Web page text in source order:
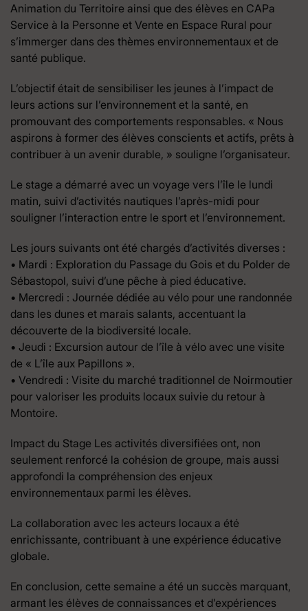
Animation du Territoire ainsi que des élèves en CAPa
Service à la Personne et Vente en Espace Rural pour
s’immerger dans des thèmes environnementaux et de
santé publique.
L’objectif était de sensibiliser les jeunes à l’impact de
leurs actions sur l’environnement et la santé, en
promouvant des comportements responsables. « Nous
aspirons à former des élèves conscients et actifs, prêts à
contribuer à un avenir durable, » souligne l’organisateur.
Le stage a démarré avec un voyage vers l’île le lundi
matin, suivi d’activités nautiques l’après-midi pour
souligner l’interaction entre le sport et l’environnement.
Les jours suivants ont été chargés d’activités diverses :
• Mardi : Exploration du Passage du Gois et du Polder de
Sébastopol, suivi d’une pêche à pied éducative.
• Mercredi : Journée dédiée au vélo pour une randonnée
dans les dunes et marais salants, accentuant la
découverte de la biodiversité locale.
• Jeudi : Excursion autour de l’île à vélo avec une visite
de « L’île aux Papillons ».
• Vendredi : Visite du marché traditionnel de Noirmoutier
pour valoriser les produits locaux suivie du retour à
Montoire.
Impact du Stage Les activités diversifiées ont, non
seulement renforcé la cohésion de groupe, mais aussi
approfondi la compréhension des enjeux
environnementaux parmi les élèves.
La collaboration avec les acteurs locaux a été
enrichissante, contribuant à une expérience éducative
globale.
En conclusion, cette semaine a été un succès marquant,
armant les élèves de connaissances et d’expériences